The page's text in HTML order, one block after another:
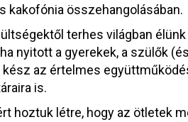
kakofónia összehangolásában.
terhes világban
nyitott a gyerekek, a szülők
kész az értelmes
is.
hoztuk létre, hogy az ötletek